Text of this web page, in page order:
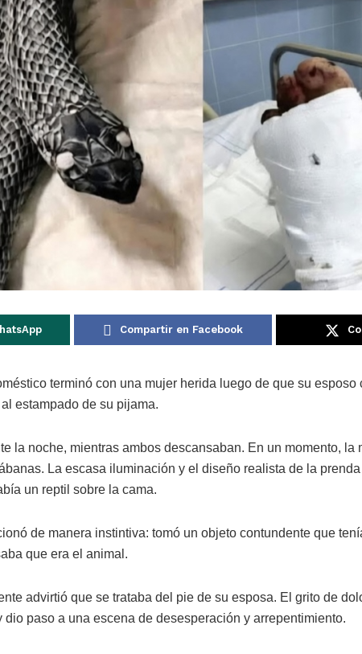
Compartir en Facebook
terminó con una mujer herida luego de que su esposo
estampado de su pijama.
la noche, mientras ambos descansaban. En un momento, la
La escasa iluminación y el diseño realista de la
un reptil sobre la cama.
de manera instintiva: tomó un objeto contundente que
que era el animal.
advirtió que se trataba del pie de su esposa. El grito de
dio paso a una escena de desesperación y arrepentimiento.